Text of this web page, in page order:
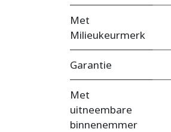
Met
Milieukeurmerk
Garantie
Met
uitneembare
binnenemmer